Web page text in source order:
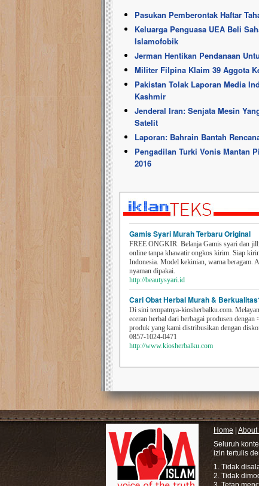
Pasukan Pemberontak Haftar
Keluarga Penguasa UEA Beli
Islamofobik
Jerman Hentikan Pendanaan
Militer Filpina Klaim 39 Aggota
Pakistan Tolak Laporan Media
Kashmir
Jenderal Iran: Senjata Mesin
Satelit
Laporan: Bahrain Bantah
Pengadilan Turki Vonis Mantan
2016
Gamis Syari Murah Terbaru Original
FREE ONGKIR. Belanja Gamis syari dan
online tanpa khawatir ongkos kirim. Siap
Indonesia. Model kekinian, warna beragam.
nyaman dipakai.
http://beautysyari.id
Cari Obat Herbal Murah &
Di sini tempatnya-kiosherbalku.com.
eceran herbal dari berbagai produsen dengan
produk yang kami distribusikan dengan
0857-1024-0471
http://www.kiosherbalku.com
Home About
Seluruh
izin tertulis
1. Tidak
2. Tidak